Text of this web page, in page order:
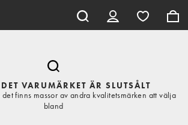
VARUMÄRKET ÄR SLUTSÅLT
finns massor av andra kvalitetsmärken att välja
bland